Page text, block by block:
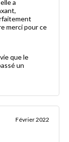
a
merci pour ce
que le
un
Février 2022